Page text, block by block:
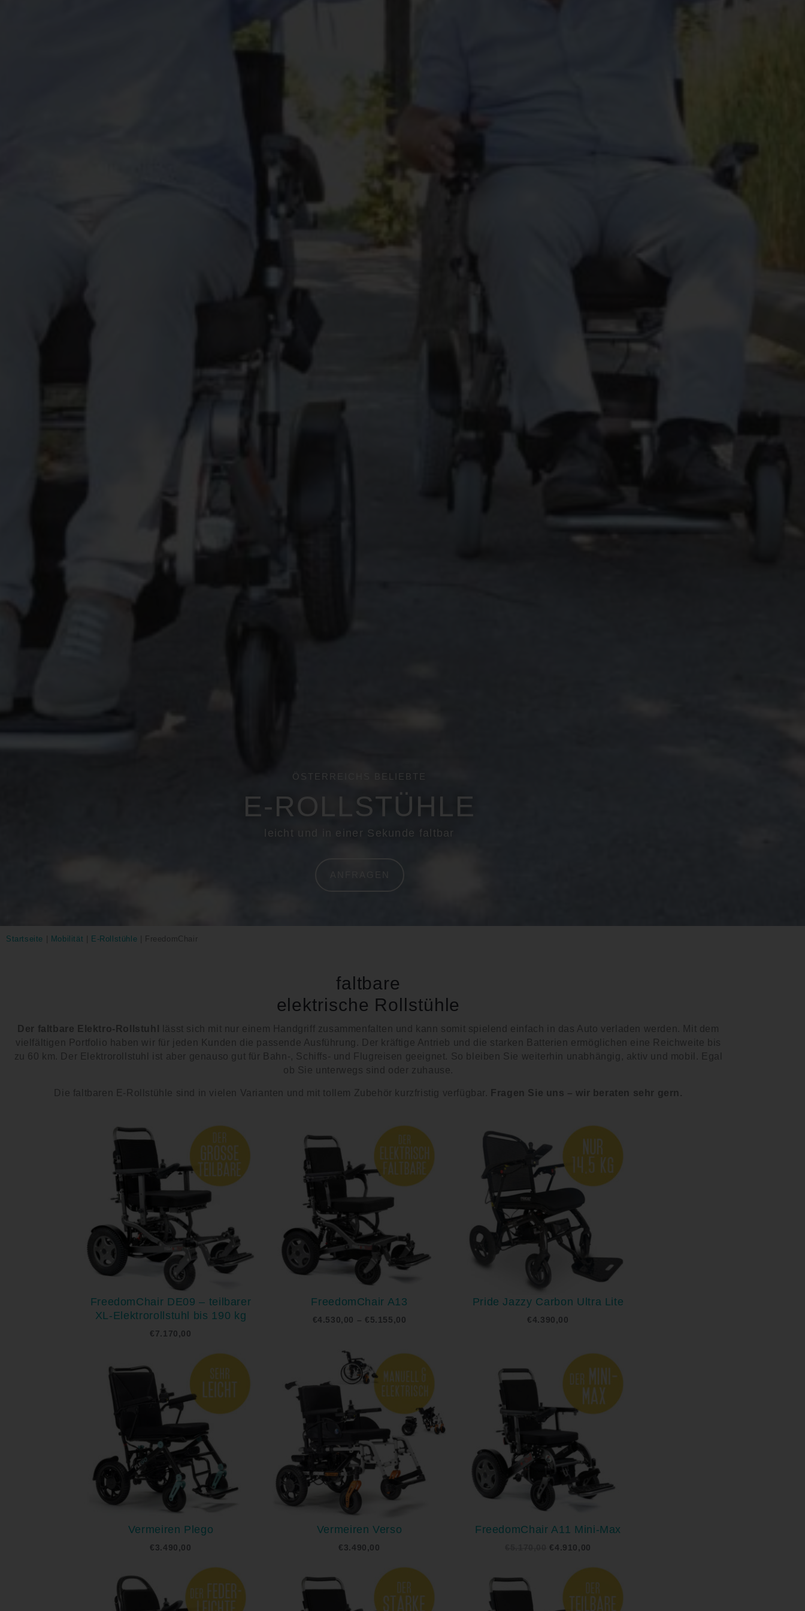
ÖSTERREICHS BELIEBTE
E-ROLLSTÜHLE
leicht und in einer Sekunde faltbar
Startseite Mobilität E-Rollstühle FreedomChair
faltbare
elektrische Rollstühle
Der faltbare Elektro-Rollstuhl
lässt sich mit nur einem Handgriff zusammenfalten und kann somit spielend einfach in das Auto verladen werden. Mit dem
vielfältigen Portfolio haben wir für jeden Kunden die passende Ausführung. Der kräftige Antrieb und die starken Batterien ermöglichen eine Reichweite bis
zu 60 km. Der Elektrorollstuhl ist aber genauso gut für Bahn-, Schiffs- und Flugreisen geeignet. So bleiben Sie weiterhin unabhängig, aktiv und mobil. Egal
ob Sie unterwegs sind oder zuhause.
Die faltbaren E-Rollstühle sind in vielen Varianten und mit tollem Zubehör kurzfristig verfügbar. Fragen Sie uns – wir beraten sehr gern.
FreedomChair DE09 – teilbarer
XL-Elektrorollstuhl bis 190 kg
€7.170,00
FreedomChair A13
€4.530,00 – €5.155,00
Preisspanne:
€4.530,00
bis
€5.155,00
Pride Jazzy Carbon Ultra Lite
€4.390,00
Vermeiren Plego
€3.490,00
Vermeiren Verso
€3.490,00
FreedomChair A11 Mini-Max
Ursprünglicher
Preis
war:
€5.170,00
€4.910,00
Aktueller
ist:
€4.910,00.
Ursprünglicher
Preis
war:
€6.970,00
Aktueller
ist:
€6.620,00.
Ursprünglicher
Preis
war:
€4.670,00
Aktueller
ist:
€4.435,00.
Ursprünglicher
Preis
war:
€4.990,00
Aktueller
ist:
€4.740,00.